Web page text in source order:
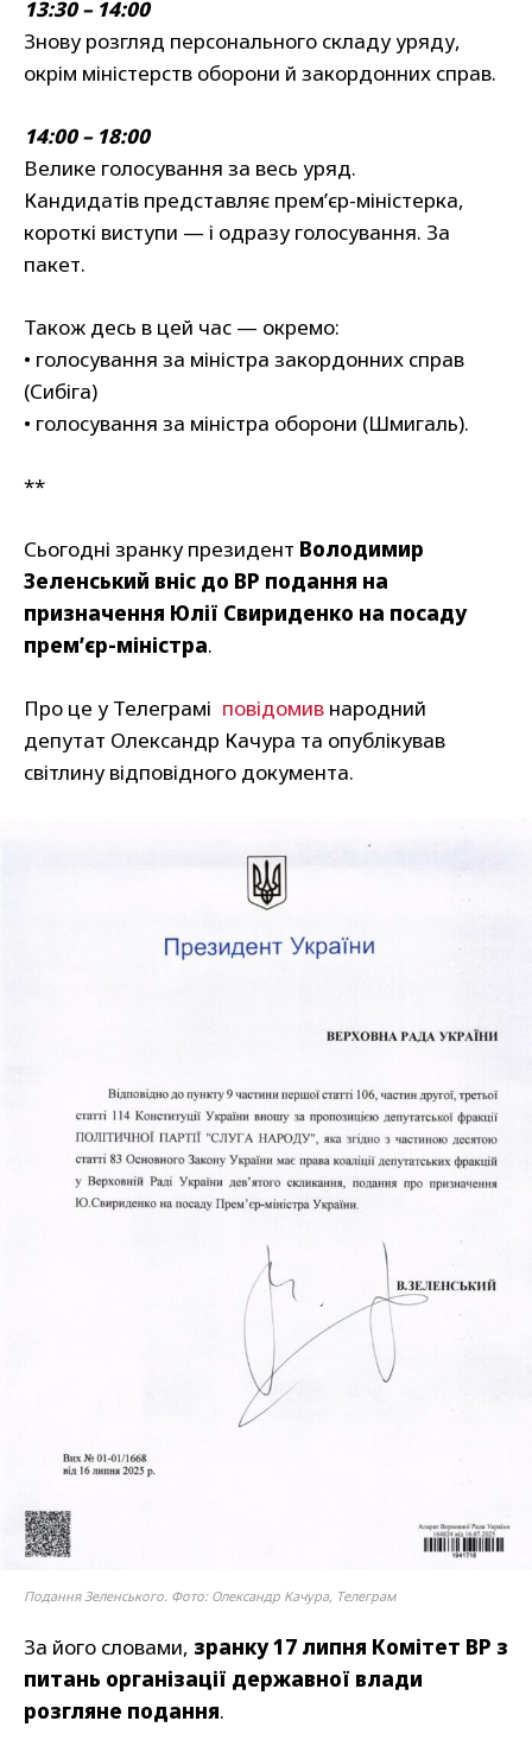
13:30 – 14:00
Знову розгляд персонального складу уряду,
окрім міністерств оборони й закордонних справ.
14:00 – 18:00
Велике голосування за весь уряд.
Кандидатів представляє прем’єр-міністерка,
короткі виступи — і одразу голосування. За
пакет.
Також десь в цей час — окремо:
• голосування за міністра закордонних справ
(Сибіга)
• голосування за міністра оборони (Шмигаль).
**
Сьогодні зранку президент Володимир
Зеленський вніс до ВР подання на
призначення Юлії Свириденко на посаду
премʼєр-міністра.
Про це у Телеграмі повідомив народний
депутат Олександр Качура та опублікував
світлину відповідного документа.
Подання Зеленського. Фото: Олександр Качура, Телеграм
За його словами, зранку 17 липня Комітет ВР з
питань організації державної влади
розгляне подання.